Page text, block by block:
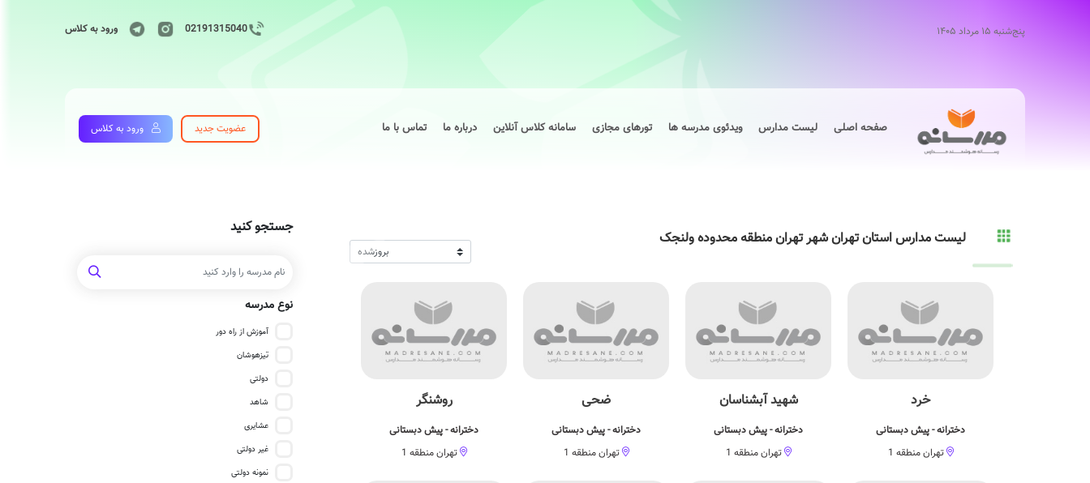
پنج‌شنبه ۱۵ مرداد ۱۴۰۵ 02191315040 ورود به کلاس
صفحه اصلی لیست مدارس ویدئوی مدرسه ها تورهای مجازی سامانه کلاس آنلاین درباره ما تماس با ما عضویت جدید ورود به کلاس
جستجو کنید
نوع مدرسه
آموزش از راه دور
تیزهوشان
دولتی
شاهد
عشایری
غیر دولتی
نمونه دولتی
لیست مدارس استان تهران شهر تهران منطقه محدوده ولنجک
خرد
دخترانه - پیش دبستانی
تهران منطقه 1
شهید آبشناسان
دخترانه - پیش دبستانی
تهران منطقه 1
ضحی
دخترانه - پیش دبستانی
تهران منطقه 1
روشنگر
دخترانه - پیش دبستانی
تهران منطقه 1